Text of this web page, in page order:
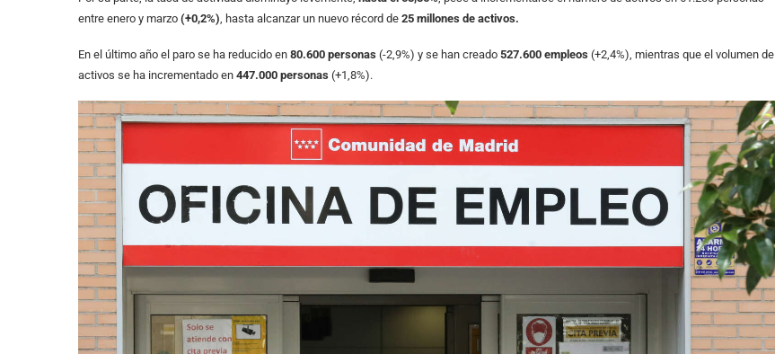
entre enero y marzo (+0,2%) , hasta alcanzar un nuevo récord de 25 millones de activos.
En el último año el paro se ha reducido en 80.600 personas (-2,9%) y se han creado 527.600 empleos (+2,4%), mientras que el volumen de
activos se ha incrementado en 447.000 personas (+1,8%).